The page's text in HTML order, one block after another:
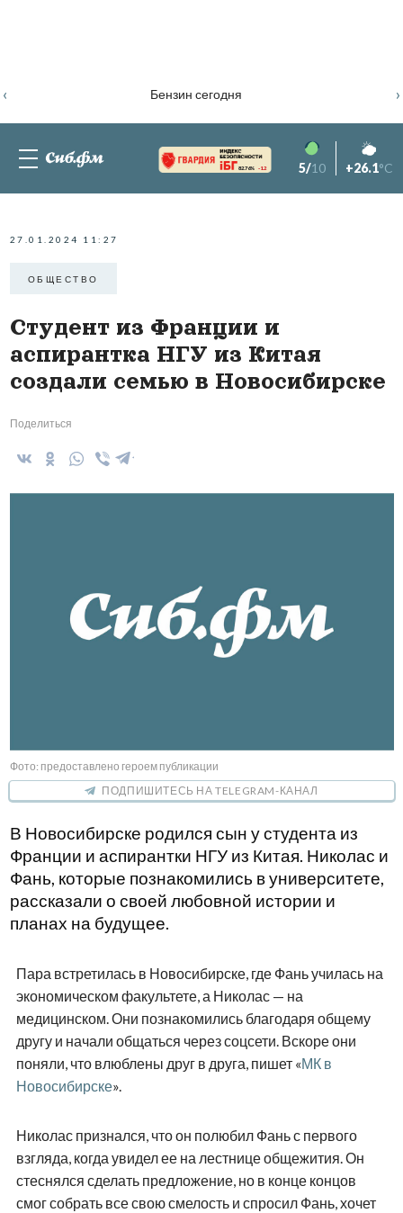
Бензин сегодня
‹ ›
82.76% -1.2 5/10 +26.1°C
27.01.2024 11:27
ОБЩЕСТВО
Студент из Франции и
аспирантка НГУ из Китая
создали семью в Новосибирске
Поделиться
Фото: предоставлено героем публикации
ПОДПИШИТЕСЬ НА TELEGRAM-КАНАЛ
В Новосибирске родился сын у студента из
Франции и аспирантки НГУ из Китая. Николас и
Фань, которые познакомились в университете,
рассказали о своей любовной истории и
планах на будущее.
Пара встретилась в Новосибирске, где Фань училась на
экономическом факультете, а Николас — на
медицинском. Они познакомились благодаря общему
другу и начали общаться через соцсети. Вскоре они
поняли, что влюблены друг в друга, пишет «МК в
Новосибирске».
Николас признался, что он полюбил Фань с первого
взгляда, когда увидел ее на лестнице общежития. Он
стеснялся сделать предложение, но в конце концов
смог собрать все свою смелость и спросил Фань, хочет